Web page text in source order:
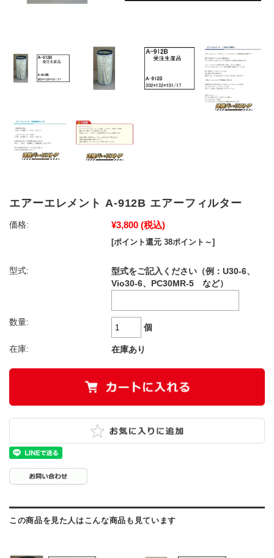
エアーエレメント A-912B エアーフィルター
価格: ¥3,800 (税込)
[ポイント還元 38ポイント～]
型式:
型式をご記入ください（例：U30-6、
Vio30-6、PC30MR-5 など）
数量:
個
在庫: 在庫あり
この商品を見た人はこんな商品も見ています